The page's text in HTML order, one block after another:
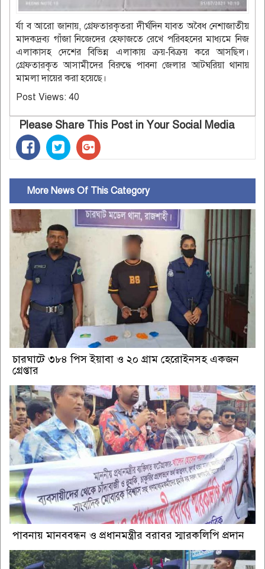
র্যা ব আরো জানায়, গ্রেফতারকৃতরা দীর্ঘদিন যাবত অবৈধ নেশাজাতীয়
মাদকদ্রব্য গাঁজা নিজেদের হেফাজতে রেখে পরিবহনের মাধ্যমে নিজ
এলাকাসহ দেশের বিভিন্ন এলাকায় ক্রয়-বিক্রয় করে আসছিল।
গ্রেফতারকৃত আসামীদের বিরুদ্ধে পাবনা জেলার আটঘরিয়া থানায়
মামলা দায়ের করা হয়েছে।
Post Views: 40
Please Share This Post in Your Social Media
More News Of This Category
চারঘাটে ৩৮৪ পিস ইয়াবা ও ২০ গ্রাম হেরোইনসহ একজন
গ্রেপ্তার
পাবনায় মানববন্ধন ও প্রধানমন্ত্রীর বরাবর স্মারকলিপি প্রদান